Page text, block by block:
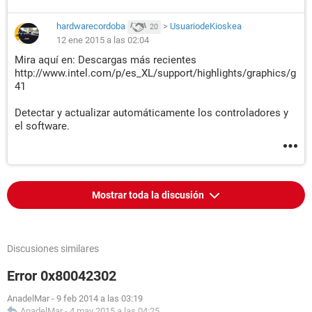
oRemoteComputer(Boolean islocalComputer, Boolean
snapinInitialization)
Microsoft.EventViewer.SnapIn.ViewerRootNode.ProcessRem
oteConnect()
en
anagementAction mmcAction)
en
Microsoft.EventViewer.SnapIn.ViewerRootNode.OnAction(Ob
ject sender, SyncActionEventArgs e)
Microsoft.ManagementConsole.SyncAction.RaiseTriggeredE
vent(Object sender, SyncStatus status)
actionId, IRequestStatus requestStatus)
Microsoft.ManagementConsole.NodeSyncManager.Process
requestStatus)
hardwarecordoba 20 > UsuariodeKioskea
12 ene 2015 a las 02:04
Mira aquí en: Descargas más recientes
http://www.intel.com/p/es_XL/support/highlights/graphics/g
41
Detectar y actualizar automáticamente los controladores y
el software.
Mostrar toda la discusión
Discusiones similares
Error 0x80042302
AnadelMar - 9 feb 2014 a las 03:19